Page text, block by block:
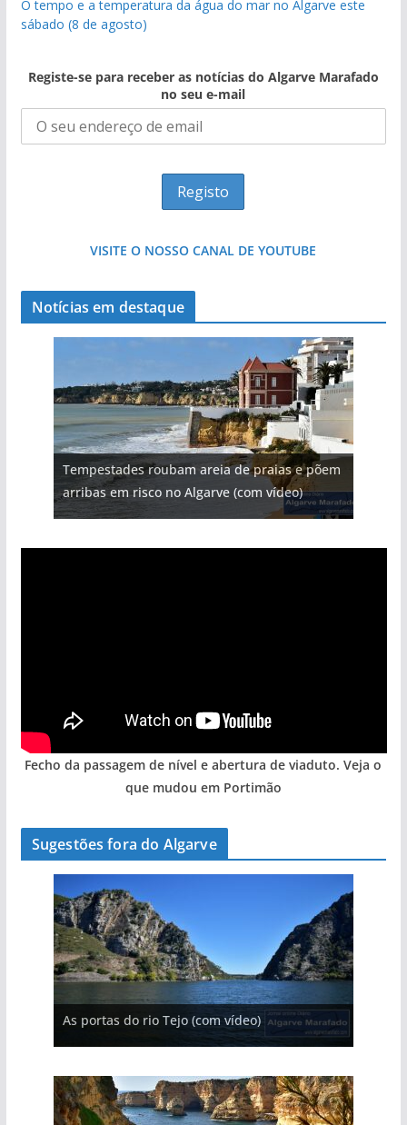
O tempo e a temperatura da água do mar no Algarve este
sábado (8 de agosto)
Registe-se para receber as notícias do Algarve Marafado
no seu e-mail
VISITE O NOSSO CANAL DE YOUTUBE
Notícias em destaque
Tempestades roubam areia de praias e põem
arribas em risco no Algarve (com vídeo)
Fecho da passagem de nível e abertura de viaduto. Veja o
que mudou em Portimão
Sugestões fora do Algarve
As portas do rio Tejo (com vídeo)
A aldeia mais portuguesa de Portugal (com
vídeo)
A piscina natural com cascata